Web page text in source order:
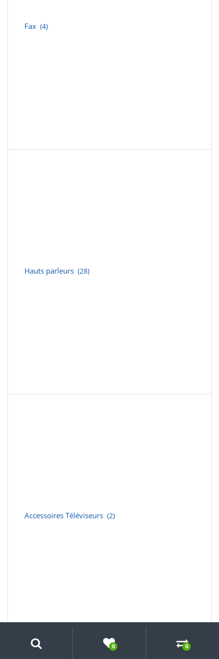
Fax (4)
Hauts parleurs (28)
Accessoires Téléviseurs (2)
0 0